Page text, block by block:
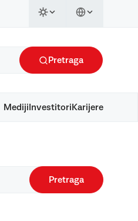
Pretraga
Mediji Investitori Karijere
Pretraga